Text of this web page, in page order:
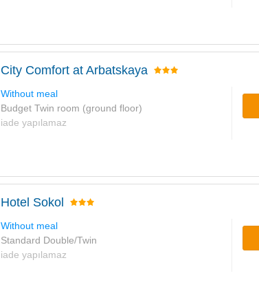
City Comfort at Arbatskaya
Without meal
Budget Twin room (ground floor)
iade yapılamaz
Hotel Sokol
Without meal
Standard Double/Twin
iade yapılamaz